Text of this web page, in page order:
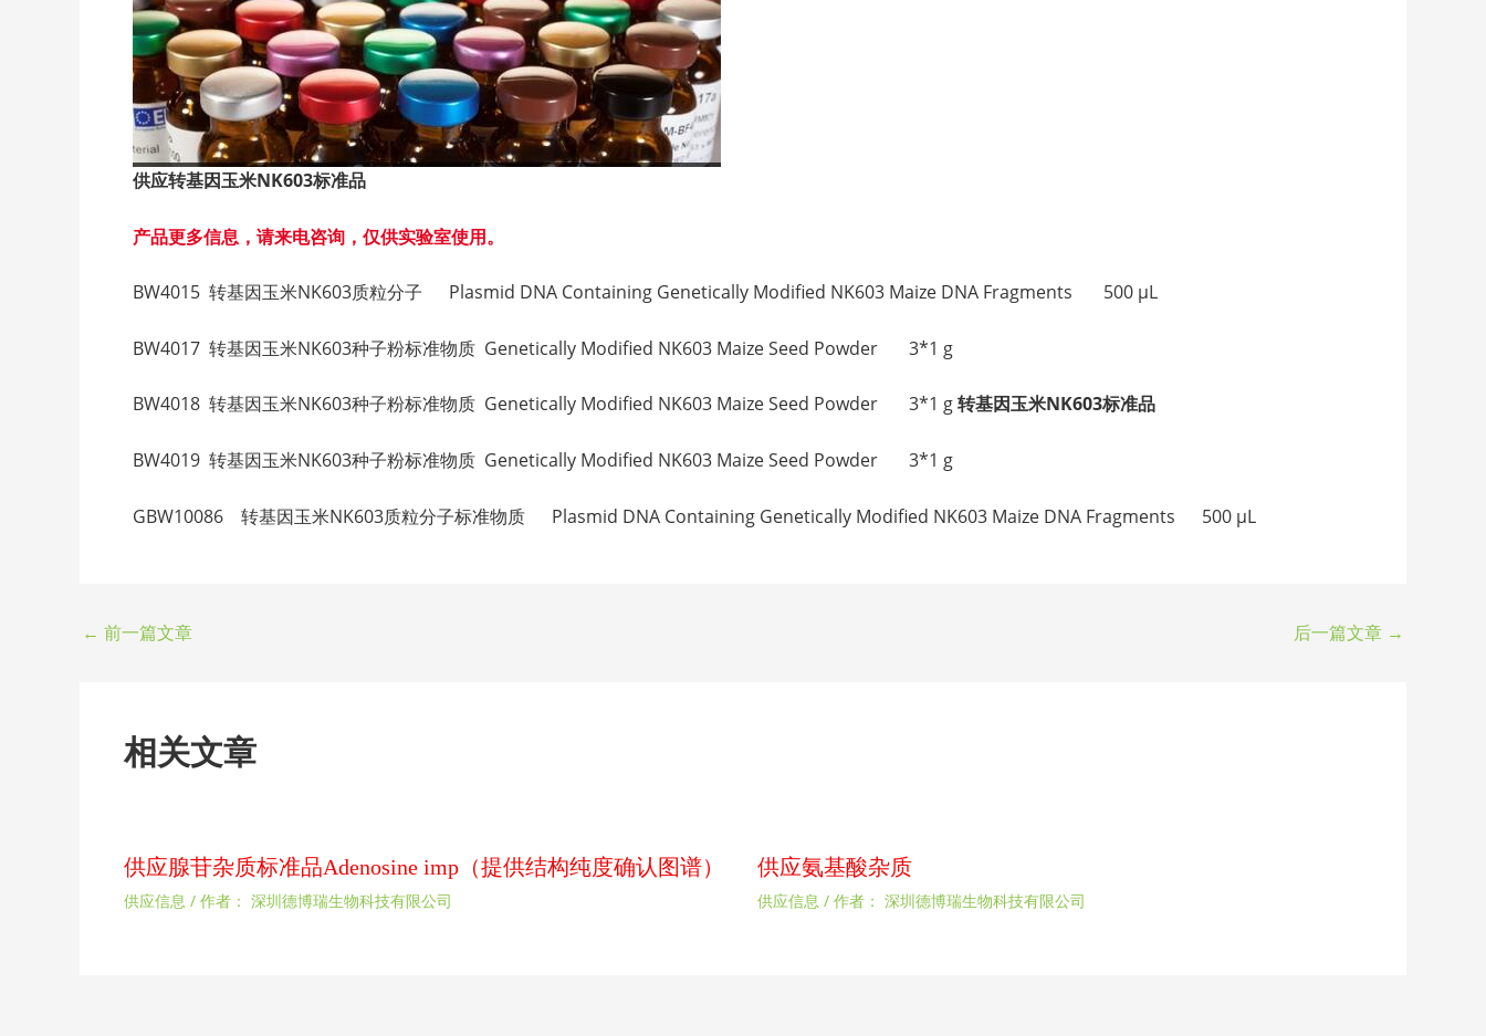
供应转基因玉米NK603标准品
产品更多信息，请来电咨询，仅供实验室使用。
BW4015 转基因玉米NK603质粒分子 Plasmid DNA Containing Genetically Modified NK603 Maize DNA Fragments 500 μL
BW4017 转基因玉米NK603种子粉标准物质 Genetically Modified NK603 Maize Seed Powder 3*1 g
BW4018 转基因玉米NK603种子粉标准物质 Genetically Modified NK603 Maize Seed Powder 3*1 g转基因玉米NK603标准品
BW4019 转基因玉米NK603种子粉标准物质 Genetically Modified NK603 Maize Seed Powder 3*1 g
GBW10086 转基因玉米NK603质粒分子标准物质 Plasmid DNA Containing Genetically Modified NK603 Maize DNA Fragments 500 μL
← 前一篇文章 后一篇文章 →
相关文章
供应腺苷杂质标准品Adenosine imp（提供结构纯度确认图谱）
供应信息 / 作者： 深圳德博瑞生物科技有限公司
供应氨基酸杂质
供应信息 / 作者： 深圳德博瑞生物科技有限公司